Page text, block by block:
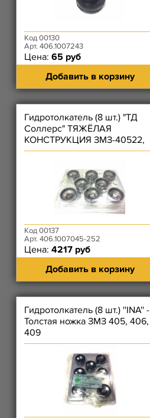
Код 00130
Арт. 406.1007243
Цена: 65 руб
Добавить в корзину
Гидротолкатель (8 шт.) "ТД
Соллерс" ТЯЖЁЛАЯ
КОНСТРУКЦИЯ ЗМЗ-40522,
4062, 4063, 409, 40524,
Код 00137
Арт. 406.1007045-252
Цена: 4217 руб
Добавить в корзину
Гидротолкатель (8 шт.) ''INA'' -
Толстая ножка ЗМЗ 405, 406,
409